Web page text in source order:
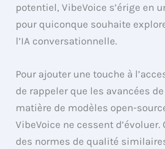
potentiel, VibeVoice s’érige en
pour quiconque souhaite
l’IA conversationnelle.
Pour ajouter une touche à
de rappeler que les avancées
matière de modèles open-
VibeVoice ne cessent d’évoluer.
des normes de qualité